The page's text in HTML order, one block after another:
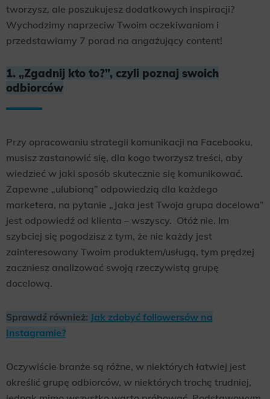
tworzysz, ale poszukujesz dodatkowych inspiracji?
Wychodzimy naprzeciw Twoim oczekiwaniom i
przedstawiamy 7 porad na angażujący content!
1. „Zgadnij kto to?”, czyli poznaj swoich
odbiorców
Przy opracowaniu strategii komunikacji na Facebooku,
musisz zastanowić się, dla kogo tworzysz treści, aby
wiedzieć w jaki sposób skutecznie się komunikować.
Zapewne „ulubioną” odpowiedzią dla każdego
marketera, na pytanie „Jaka jest Twoja grupa docelowa”
jest odpowiedź od klienta – wszyscy. Otóż nie. Im
szybciej się pogodzisz z tym, że nie każdy jest
zainteresowany Twoim produktem/usługą, tym prędzej
zaczniesz analizować swoją rzeczywistą grupę
docelową.
Sprawdź również: Jak zdobyć followersów na
Instagramie?
Oczywiście branże są różne, w niektórych łatwiej jest
określić grupę odbiorców, w niektórych trochę trudniej,